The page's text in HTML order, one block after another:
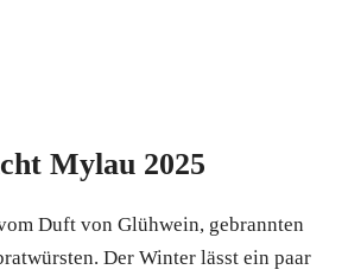
Mylau 2025
Duft von Glühwein, gebrannten
Der Winter lässt ein paar